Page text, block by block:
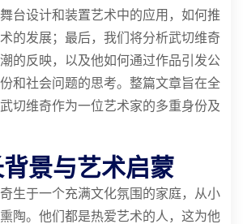
台设计和装置艺术中的应用，如何推
的发展；最后，我们将分析武切维奇
的反映，以及他如何通过作品引发公
和社会问题的思考。整篇文章旨在全
切维奇作为一位艺术家的多重身份及
景与艺术启蒙
生于一个充满文化氛围的家庭，从小
陶。他们都是热爱艺术的人，这为他